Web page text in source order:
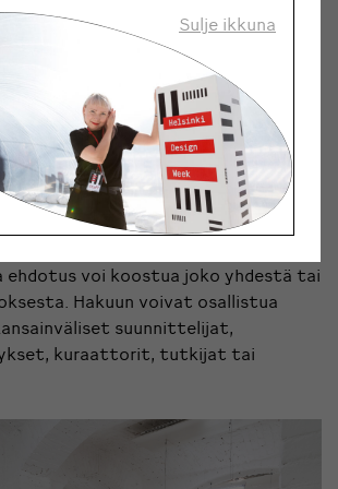
materiaali tai
Odotetaanko muotoilulta
pohjautuvaa tietoa vai voiko
ja fiktiivinen?” pohtii
vastaava intendenttiSuvi Saloniem
Call 2021
ehdotus voi koostua joko yhdestä tai
Hakuun voivat osallistua
suunnittelijat,
kuraattorit, tutkijat tai
Sulje ikkuna